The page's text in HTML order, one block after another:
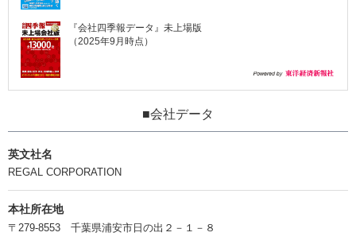
『会社四季報データ』未上場版
（2025年9月時点）
■会社データ
英文社名
REGAL CORPORATION
本社所在地
〒279-8553 千葉県浦安市日の出２－１－８